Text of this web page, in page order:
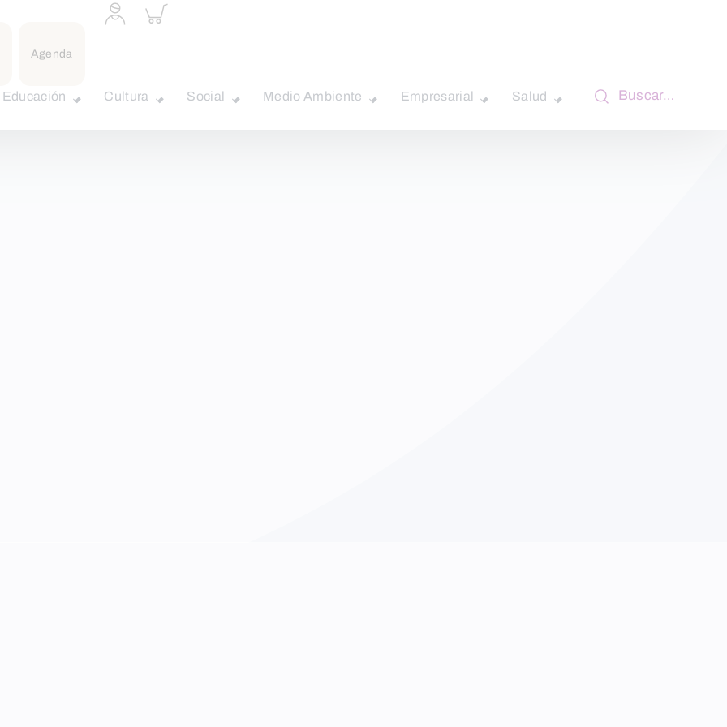
Agenda
Acceder
a
Inspeccionar
carrito
Educación Cultura Social Medio Ambiente Empresarial Salud Buscar…